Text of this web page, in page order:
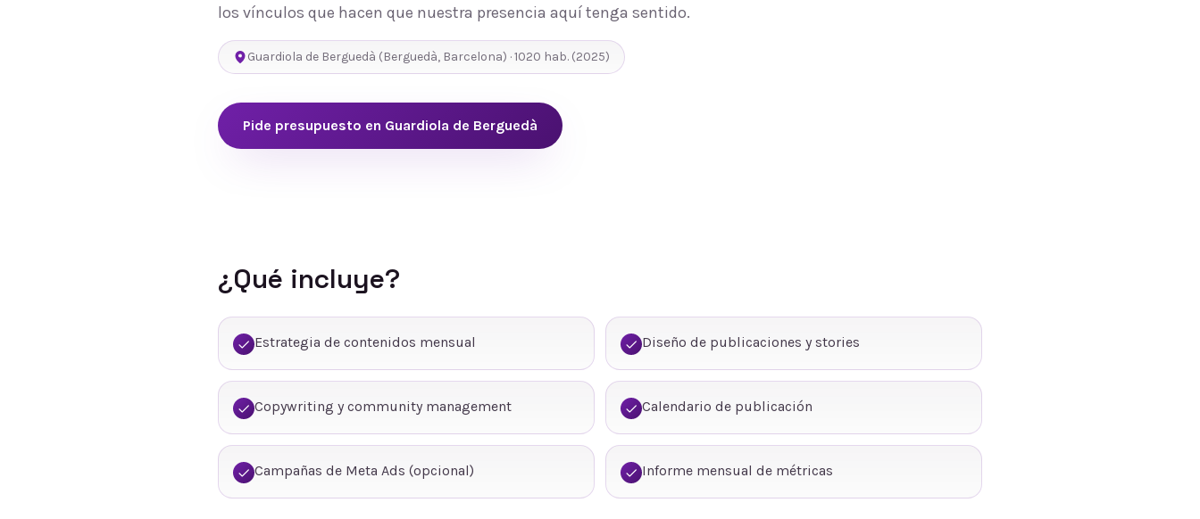
los vínculos que hacen que nuestra presencia aquí tenga sentido.
Guardiola de Berguedà (Berguedà, Barcelona) ·1020 hab. (2025)
Pide presupuesto en Guardiola de Berguedà
¿Qué incluye?
Estrategia de contenidos mensual Diseño de publicaciones y stories
Copywriting y community management Calendario de publicación
Campañas de Meta Ads (opcional) Informe mensual de métricas